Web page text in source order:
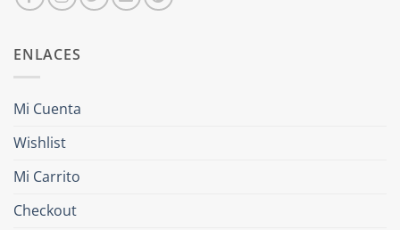
ENLACES
Mi Cuenta
Wishlist
Mi Carrito
Checkout